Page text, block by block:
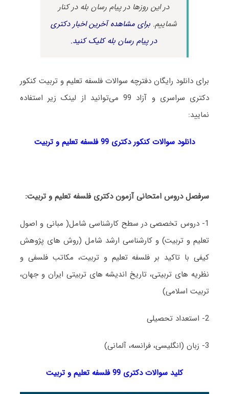
در این روزها در پیام رسان بله در کنار
شماییم.برای مشاهده آخرین اخبار دکتری
در پیام رسان بله کلیک کنید.
برای دانلود رایگان دفترچه سوالات فلسفه تعلیم و تربیت کنکور
دکتری سراسری و آزاد 99 می‌توانید از لینک زیر استفاده
نمایید:
دانلود سوالات کنکور دکتری 99 فلسفه تعلیم و تربیت
سرفصل دروس امتحانی آزمون دکتری فلسفه تعلیم و تربیت:
1- دروس تخصصی در سطح کارشناسی شامل( مبانی و اصول
تعلیم و تربیت) و کارشناسی ارشد شامل (روش های پژوهش
کیفی با تاکید بر فلسفه تعلیم و تربیت، مکاتب فلسفی و
نظریه های تربیتی، تاریخ اندیشه های تربیتی ایران و جهان،
تربیت اسلامی)
2- استعداد تحصیلی
3- زبان (انگلیسی، فرانسه، آلمانی)
کلید سوالات دکتری 99 فلسفه تعلیم و تربیت